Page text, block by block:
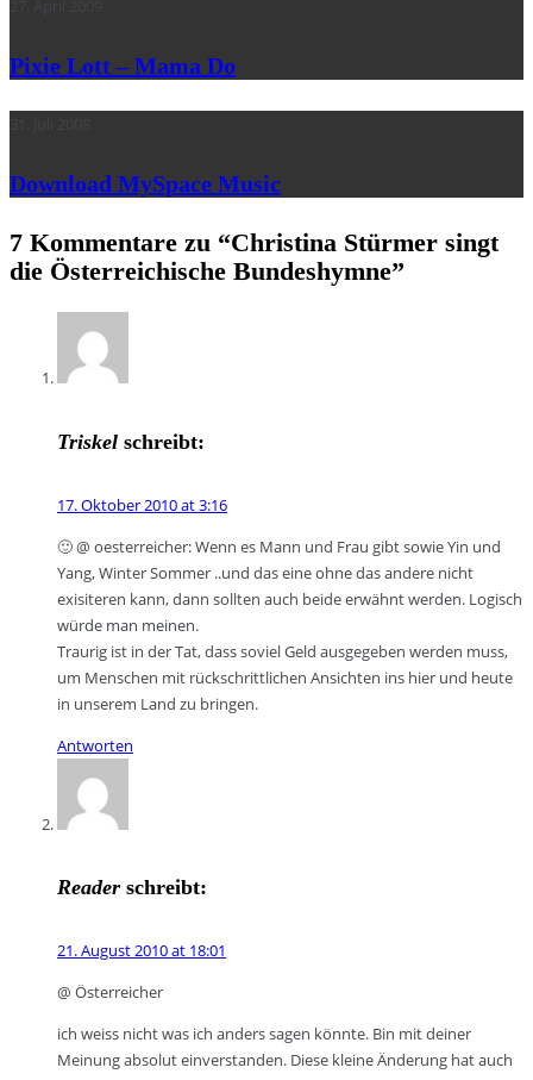
Pixie Lott – Mama Do
Download MySpace Music
7 Kommentare zu “Christina Stürmer singt
die Österreichische Bundeshymne”
Triskel schreibt:
17. Oktober 2010 at 3:16
🙂 @ oesterreicher: Wenn es Mann und Frau gibt sowie Yin und
Yang, Winter Sommer ..und das eine ohne das andere nicht
exisiteren kann, dann sollten auch beide erwähnt werden. Logisch
würde man meinen.
Traurig ist in der Tat, dass soviel Geld ausgegeben werden muss,
um Menschen mit rückschrittlichen Ansichten ins hier und heute
in unserem Land zu bringen.
Antworten
Reader schreibt:
21. August 2010 at 18:01
@ Österreicher
ich weiss nicht was ich anders sagen könnte. Bin mit deiner
Meinung absolut einverstanden. Diese kleine Änderung hat auch